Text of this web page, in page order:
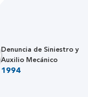
Denuncia de Siniestro y
Auxilio Mecánico
1994